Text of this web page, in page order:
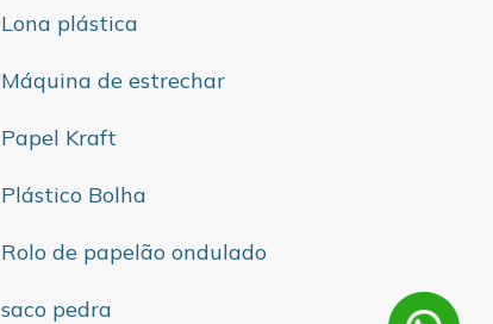
Lona plástica
Máquina de estrechar
Papel Kraft
Plástico Bolha
Rolo de papelão ondulado
saco pedra